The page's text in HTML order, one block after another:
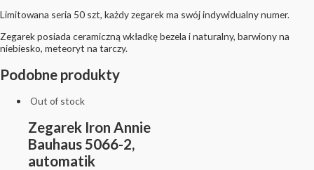
Limitowana seria 50 szt, każdy zegarek ma swój indywidualny numer.
Zegarek posiada ceramiczną wkładkę bezela i naturalny, barwiony na
niebiesko, meteoryt na tarczy.
Podobne produkty
Out of stock
Zegarek Iron Annie
Bauhaus 5066-2,
automatik